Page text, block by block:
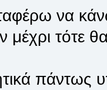
να
μέχρι τότε
πάντως